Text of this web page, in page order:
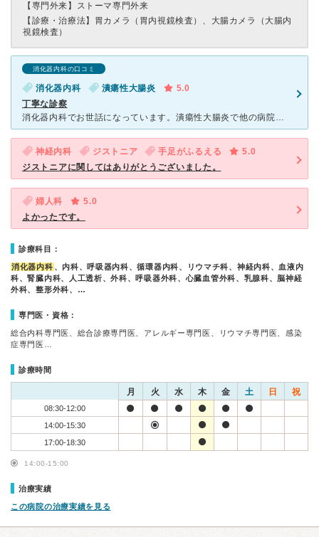
【専門外来】 ストーマ専門外来
【診療・治療法】 胃カメラ（胃内視鏡検査）、大腸カメラ（大腸内
視鏡検査）
消化器内科の口コミ
消化器内科 潰瘍性大腸炎
5.0
丁寧な診察
消化器内科でお世話になっています。潰瘍性大腸炎で他の病院から転院してきましたが、他の病院は口頭で軽く聞かれて終わりでしたが、ここの先生はとても丁寧に症状を確認してくれます。大腸検査も痛くなくやってくだ
神経内科 ジストニア 手足がふるえる
5.0
ジストニアに関してはありがとうございました。
婦人科
5.0
よかったです。
診療科目：
消化器内科 、内科、呼吸器内科、循環器内科、リウマチ科、神経内科、血液内
科、腎臓内科、人工透析、外科、呼吸器外科、心臓血管外科、乳腺科、脳神経
外科、整形外科、…
専門医・資格：
総合内科専門医、総合診療専門医、アレルギー専門医、リウマチ専門医、感染
症専門医…
診療時間
月 火 水 木 金 土 日 祝
08:30-12:00
14:00-15:30
17:00-18:30
14:00-15:00
治療実績
この病院の治療実績を見る